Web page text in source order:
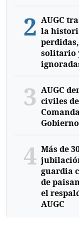
2 AUGC
la
solitario
3 AUGC
civiles
4 Más de
guardia
de
el
AUGC